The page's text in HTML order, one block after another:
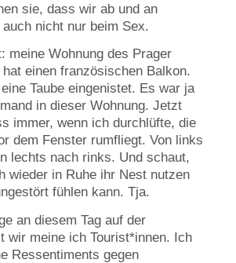
sie, dass wir ab und an
nicht nur beim Sex.
meine Wohnung des Prager
einen französischen Balkon.
Taube eingenistet. Es war ja
in dieser Wohnung. Jetzt
immer, wenn ich durchlüfte, die
dem Fenster rumfliegt. Von links
lechts nach rinks. Und schaut,
wieder in Ruhe ihr Nest nutzen
fühlen kann. Tja.
an diesem Tag auf der
wir meine ich Tourist*innen. Ich
Ressentiments gegen